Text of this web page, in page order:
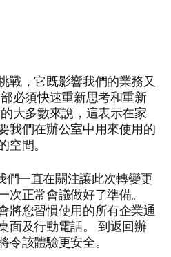
戰，它既影響我們的業務又
必須快速重新思考和重新
大多數來說，這表示在家
我們在辦公室中用來使用的
空間。
們一直在關注讓此次轉變更
次正常會議做好了準備。
將您習慣使用的所有企業通
面及行動電話。 到返回辦
令該體驗更安全。